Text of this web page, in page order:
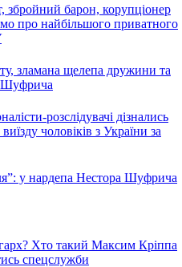
барон, корупціонер
про найбільшого приватного
зламана щелепа дружини та
Шуфрича
розслідувачі дізнались
чоловіків з України за
у нардепа Нестора Шуфрича
Хто такий Максим Кріппа
спецслужби